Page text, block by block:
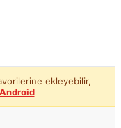
ekleyebilir,
Android